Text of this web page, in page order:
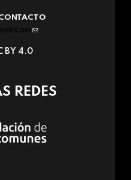
(link
e-
BY 4.0
REDES